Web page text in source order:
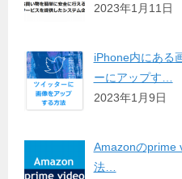
2023年1月11日
iPhone内にある
ーにアップす…
2023年1月9日
Amazonのprime
法…